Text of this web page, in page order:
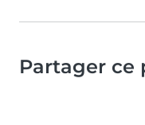
Partager ce